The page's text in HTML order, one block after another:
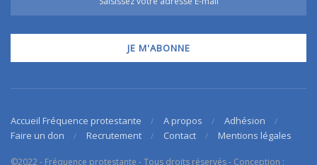
Accueil Fréquence protestante A propos
Adhésion
Faire un don
Recrutement Contact Mentions légales
©2022 - Fréquence protestante - Tous droits réservés - Conception :